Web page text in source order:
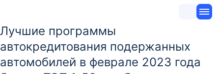
Лучшие программы
автокредитования подержанных
автомобилей в феврале 2023 года